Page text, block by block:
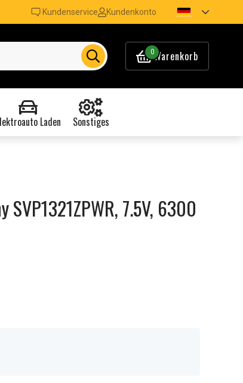
Kundenservice Kundenkonto
0Warenkorb
Laden Sonstiges
7.5V, 6300